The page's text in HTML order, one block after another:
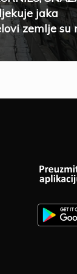
jaka
zemlje su